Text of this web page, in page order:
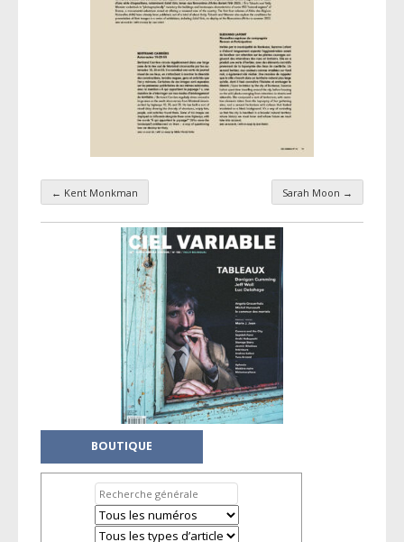
Navigation par taxonomie
← Kent Monkman Sarah Moon →
BOUTIQUE